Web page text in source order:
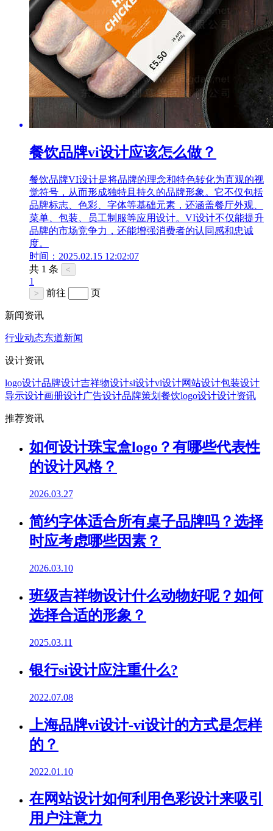
餐饮品牌vi设计应该怎么做？
餐饮品牌VI设计是将品牌的理念和特色转化为直观的视
觉符号，从而形成独特且持久的品牌形象。它不仅包括
品牌标志、色彩、字体等基础元素，还涵盖餐厅外观、
菜单、包装、员工制服等应用设计。VI设计不仅能提升
品牌的市场竞争力，还能增强消费者的认同感和忠诚
度。
时间：2025.02.15 12:02:07
共 1 条
<
1
> 前往 页
新闻资讯
行业动态东道新闻
设计资讯
logo设计品牌设计吉祥物设计si设计vi设计网站设计包装设计
导示设计画册设计广告设计品牌策划 餐饮logo设计设计资讯
推荐资讯
如何设计珠宝盒logo？有哪些代表性
的设计风格？
2026.03.27
简约字体适合所有桌子品牌吗？选择
时应考虑哪些因素？
2026.03.10
班级吉祥物设计什么动物好呢？如何
选择合适的形象？
2025.03.11
银行si设计应注重什么?
2022.07.08
上海品牌vi设计-vi设计的方式是怎样
的？
2022.01.10
在网站设计如何利用色彩设计来吸引
用户注意力